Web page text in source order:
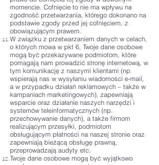
momencie. Cofnięcie to nie ma wpływu na
zgodność przetwarzania, którego dokonano na
podstawie zgody przed jej cofnięciem, z
obowiązującym prawem.
W związku z przetwarzaniem danych w celach,
o których mowa w pkt 6, Twoje dane osobowe
mogą być przekazywane podmiotom, które
pomagają nam prowadzić stronę internetową, w
tym komunikację z naszymi klientami (np.
wspierają nas w wysyłaniu wiadomości e-mail,
a w przypadku działań reklamowych – także w
kampaniach marketingowych), zapewniają
wsparcie oraz działanie naszych narzędzi i
systemów teleinformatycznych (np.
przechowywanie danych), a także firmom
realizującym przesyłki, podmiotom
obsługującym płatności na naszej stronie oraz
zapewniają bieżącą obsługę prawną,
przeprowadzają audyty etc.
Twoje dane osobowe mogą być wyjątkowo